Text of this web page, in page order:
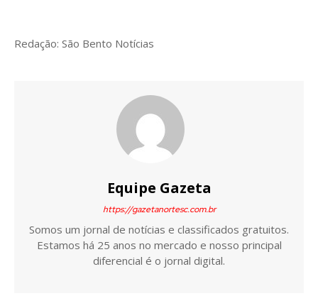
Redação: São Bento Notícias
Equipe Gazeta
https://gazetanortesc.com.br
Somos um jornal de notícias e classificados gratuitos.
Estamos há 25 anos no mercado e nosso principal
diferencial é o jornal digital.